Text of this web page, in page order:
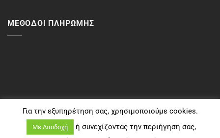
ΜΈΘΟΔΟΙ ΠΛΗΡΩΜΉΣ
Για την εξυπηρέτηση σας, χρησιμοποιούμε cookies.
Με Αποδοχή
ή συνεχίζοντας την περιήγηση σας,